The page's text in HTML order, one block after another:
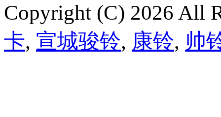
Copyright (C) 2026
卡, 宣城骏铃, 康铃, 帅